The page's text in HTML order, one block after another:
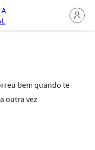
bem quando te
outra vez